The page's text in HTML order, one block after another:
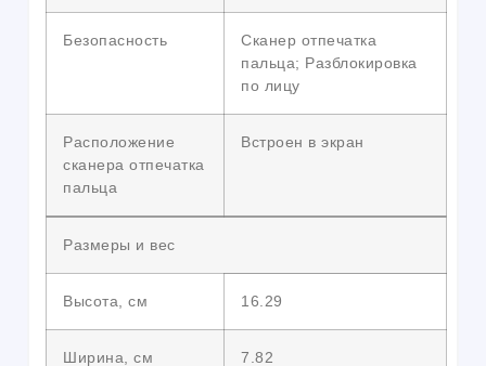
Безопасность
Сканер отпечатка
пальца; Разблокировка
по лицу
Расположение
сканера отпечатка
пальца
Встроен в экран
Размеры и вес
Высота, см 16.29
Ширина, см 7.82